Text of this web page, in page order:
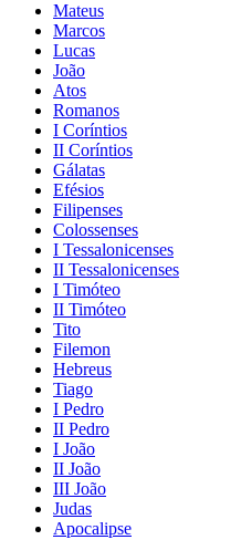
Mateus
Marcos
Lucas
João
Atos
Romanos
I Coríntios
II Coríntios
Gálatas
Efésios
Filipenses
Colossenses
I Tessalonicenses
II Tessalonicenses
I Timóteo
II Timóteo
Tito
Filemon
Hebreus
Tiago
I Pedro
II Pedro
I João
II João
III João
Judas
Apocalipse